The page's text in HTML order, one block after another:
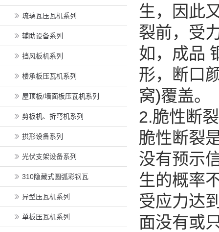
生，因此
裂前，受
如，成品
形，断口
窝)覆盖。
2.脆性断
脆性断裂
没有预示
生的概率
受应力达
面没有或
琉璃瓦压瓦机系列
辅助设备系列
挡风板机系列
楼承板压瓦机系列
屋顶板/墙面板压瓦机系列
剪板机、折弯机系列
拱形设备系列
光伏支架设备系列
310隐藏式圆弧彩钢瓦
异型压瓦机系列
单板压瓦机系列